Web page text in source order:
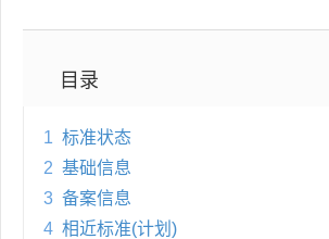
目录
1 标准状态
2 基础信息
3 备案信息
4 相近标准(计划)